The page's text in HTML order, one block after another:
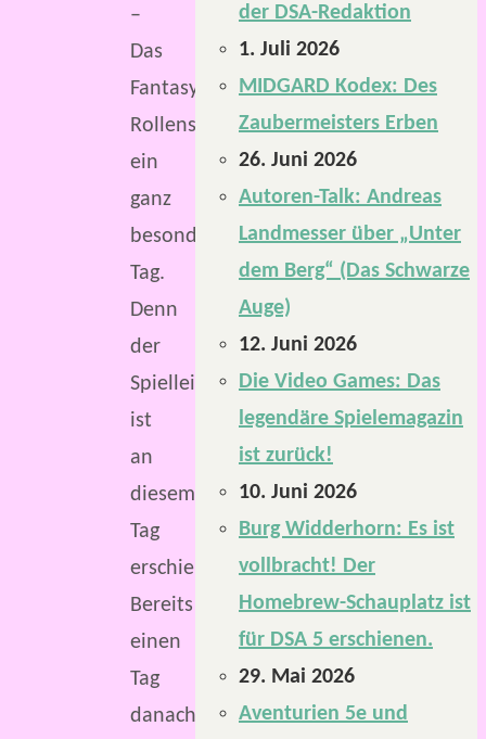
–
Das
Fantasy-
Rollenspiel
ein
ganz
besonderer
Tag.
Denn
der
Spielleiterschirm
ist
an
diesem
Tag
erschienen.
Bereits
einen
Tag
danach
der DSA-Redaktion
1. Juli 2026
MIDGARD Kodex: Des
Zaubermeisters Erben
26. Juni 2026
Autoren-Talk: Andreas
Landmesser über „Unter
dem Berg“ (Das Schwarze
Auge)
12. Juni 2026
Die Video Games: Das
legendäre Spielemagazin
ist zurück!
10. Juni 2026
Burg Widderhorn: Es ist
vollbracht! Der
Homebrew-Schauplatz ist
für DSA 5 erschienen.
29. Mai 2026
Aventurien 5e und